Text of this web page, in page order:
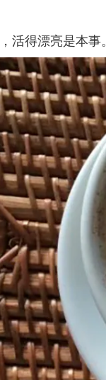
活得漂亮是本事。